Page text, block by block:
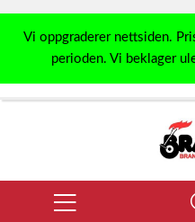
Vi oppgraderer nettsiden.
perioden. Vi beklager